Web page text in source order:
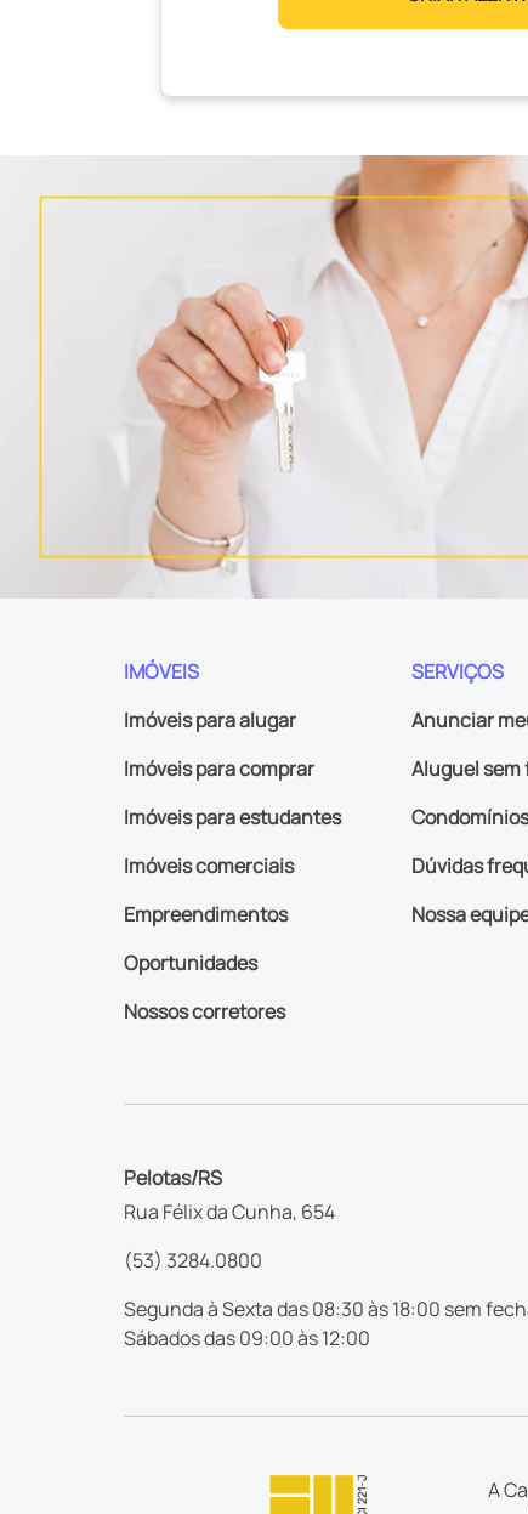
IMÓVEIS
Imóveis para alugar
Imóveis para comprar
Imóveis para estudantes
Imóveis comerciais
Empreendimentos
Oportunidades
Nossos corretores
SERVIÇOS
Anunciar
Aluguel sem
Condomínios
Dúvidas
Nossa
Pelotas/RS
Rua Félix da Cunha, 654
(53) 3284.0800
Segunda à Sexta das 08:30 às 18:00 sem
Sábados das 09:00 às 12:00
A